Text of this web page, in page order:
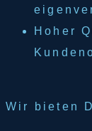
Hoher
Wir bieten